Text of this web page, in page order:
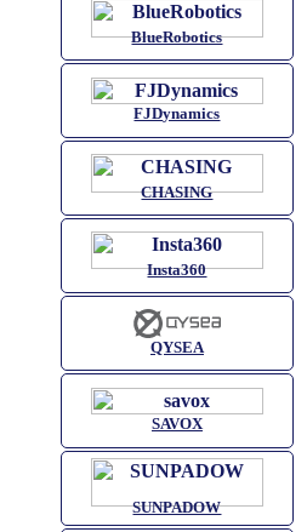
BlueRobotics
FJDynamics
CHASING
Insta360
QYSEA
SAVOX
SUNPADOW